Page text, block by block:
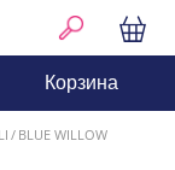
Корзина
BLUE WILLOW